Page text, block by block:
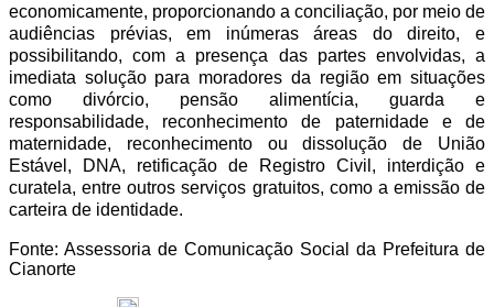
economicamente, proporcionando a conciliação, por meio de
audiências prévias, em inúmeras áreas do direito, e
possibilitando, com a presença das partes envolvidas, a
imediata solução para moradores da região em situações
como divórcio, pensão alimentícia, guarda e
responsabilidade, reconhecimento de paternidade e de
maternidade, reconhecimento ou dissolução de União
Estável, DNA, retificação de Registro Civil, interdição e
curatela, entre outros serviços gratuitos, como a emissão de
carteira de identidade.
Fonte: Assessoria de Comunicação Social da Prefeitura de
Cianorte